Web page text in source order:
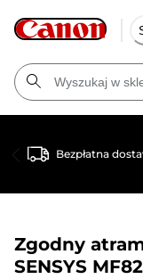
Bezpłatna
Zgodny
SENSYS